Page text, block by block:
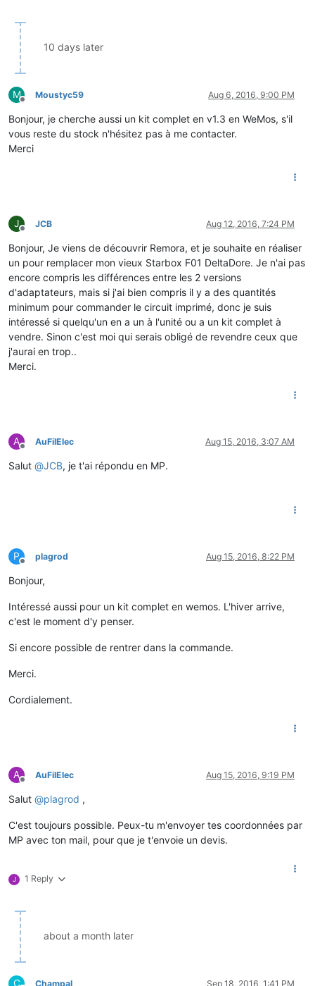
10 days later
M
Offline
Moustyc59 Aug 6, 2016, 9:00 PM
Bonjour, je cherche aussi un kit complet en v1.3 en WeMos, s'il
vous reste du stock n'hésitez pas à me contacter.
Merci
J
Offline
JCB Aug 12, 2016, 7:24 PM
Bonjour, Je viens de découvrir Remora, et je souhaite en réaliser
un pour remplacer mon vieux Starbox F01 DeltaDore. Je n'ai pas
encore compris les différences entre les 2 versions
d'adaptateurs, mais si j'ai bien compris il y a des quantités
minimum pour commander le circuit imprimé, donc je suis
intéressé si quelqu'un en a un à l'unité ou a un kit complet à
vendre. Sinon c'est moi qui serais obligé de revendre ceux que
j'aurai en trop..
Merci.
A
Offline
AuFilElec Aug 15, 2016, 3:07 AM
Salut @JCB, je t'ai répondu en MP.
P
Offline
plagrod Aug 15, 2016, 8:22 PM
Bonjour,
Intéressé aussi pour un kit complet en wemos. L'hiver arrive,
c'est le moment d'y penser.
Si encore possible de rentrer dans la commande.
Merci.
Cordialement.
A
Offline
AuFilElec Aug 15, 2016, 9:19 PM
Salut @plagrod ,
C'est toujours possible. Peux-tu m'envoyer tes coordonnées par
MP avec ton mail, pour que je t'envoie un devis.
J 1 Reply
about a month later
C Champal Sep 18, 2016, 1:41 PM